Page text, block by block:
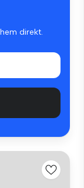
direkt.